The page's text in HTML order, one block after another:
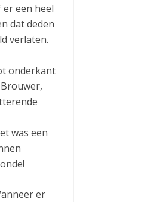
er een heel
dat deden
verlaten.
onderkant
was een
er